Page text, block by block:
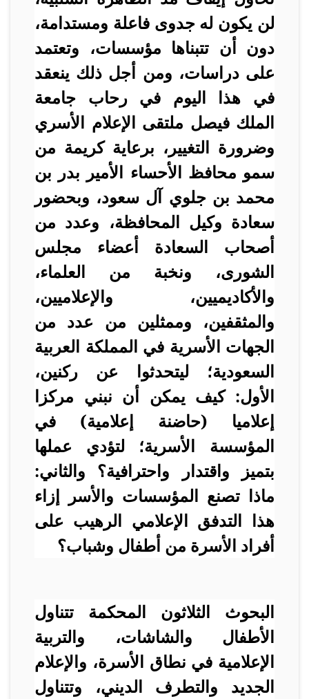
لن يكون له جدوى فاعلة ومستدامة،
دون أن تتبناها مؤسسات، وتعتمد
على دراسات، ومن أجل ذلك ينعقد
في هذا اليوم في رحاب جامعة
الملك فيصل ملتقى الإعلام الأسري
وضرورة التغيير، برعاية كريمة من
سمو محافظ الأحساء الأمير بدر بن
محمد بن جلوي آل سعود، وبحضور
سعادة وكيل المحافظة، وعدد من
أصحاب السعادة أعضاء مجلس
الشورى، ونخبة من العلماء،
والأكاديميين، والإعلاميين،
والمثقفين، وممثلين من عدد من
الجهات الأسرية في المملكة العربية
السعودية؛ ليتحدثوا عن ركنين،
الأول: كيف يمكن أن نبني مركزا
إعلاميا (حاضنة إعلامية) في
المؤسسة الأسرية؛ لتؤدي عملها
بتميز واقتدار واحترافية؟ والثاني:
ماذا تصنع المؤسسات والأسر إزاء
هذا التدفق الإعلامي الرهيب على
أفراد الأسرة من أطفال وشباب؟
البحوث الثلاثون المحكمة تتناول
الأطفال والشاشات، والتربية
الإعلامية في نطاق الأسرة، والإعلام
الجديد والتطرف الديني، وتتناول